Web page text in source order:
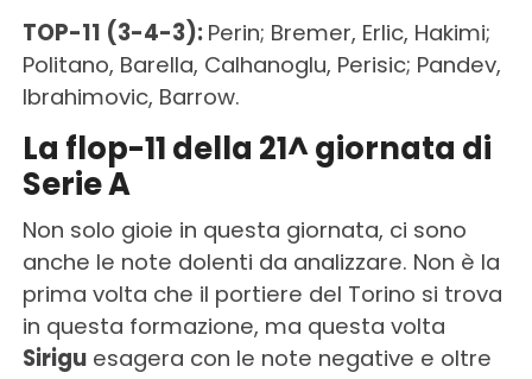
TOP-11 (3-4-3): Perin; Bremer, Erlic, Hakimi;
Politano, Barella, Calhanoglu, Perisic; Pandev,
Ibrahimovic, Barrow.
La flop-11 della 21^ giornata di
Serie A
Non solo gioie in questa giornata, ci sono
anche le note dolenti da analizzare. Non è la
prima volta che il portiere del Torino si trova
in questa formazione, ma questa volta
Siriguesagera con le note negative e oltre